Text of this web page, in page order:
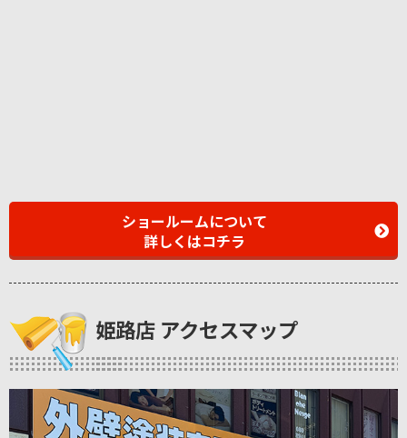
ショールームについて
詳しくはコチラ
姫路店 アクセスマップ